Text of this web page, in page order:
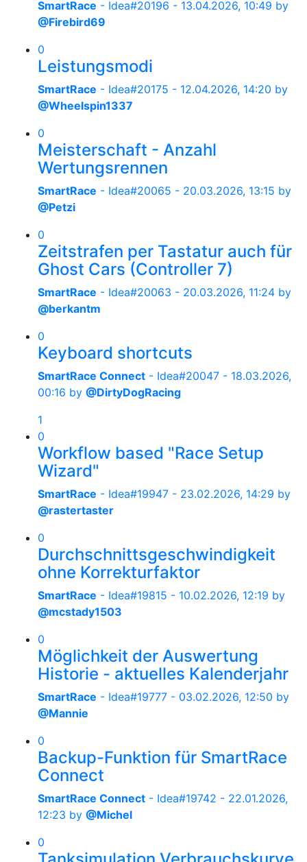
SmartRace - Idea#20196 - 13.04.2026, 10:49 by
@Firebird69
0
Leistungsmodi
SmartRace - Idea#20175 - 12.04.2026, 14:20 by
@Wheelspin1337
0
Meisterschaft - Anzahl
Wertungsrennen
SmartRace - Idea#20065 - 20.03.2026, 13:15 by
@Petzi
0
Zeitstrafen per Tastatur auch für
Ghost Cars (Controller 7)
SmartRace - Idea#20063 - 20.03.2026, 11:24 by
@berkantm
0
Keyboard shortcuts
SmartRace Connect - Idea#20047 - 18.03.2026,
00:16 by @DirtyDogRacing
1
0
Workflow based "Race Setup
Wizard"
SmartRace - Idea#19947 - 23.02.2026, 14:29 by
@rastertaster
0
Durchschnittsgeschwindigkeit
ohne Korrekturfaktor
SmartRace - Idea#19815 - 10.02.2026, 12:19 by
@mcstady1503
0
Möglichkeit der Auswertung
Historie - aktuelles Kalenderjahr
SmartRace - Idea#19777 - 03.02.2026, 12:50 by
@Mannie
0
Backup-Funktion für SmartRace
Connect
SmartRace Connect - Idea#19742 - 22.01.2026,
12:23 by @Michel
0